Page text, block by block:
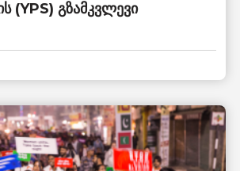
(YPS) გზამკვლევი